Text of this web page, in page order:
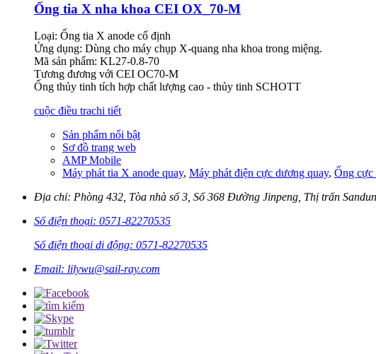
Ống tia X nha khoa CEI OX_70-M
Loại: Ống tia X anode cố định
Ứng dụng: Dùng cho máy chụp X-quang nha khoa trong miệng.
Mã sản phẩm: KL27-0.8-70
Tương đương với CEI OC70-M
Ống thủy tinh tích hợp chất lượng cao - thủy tinh SCHOTT
cuộc điều trachi tiết
Sản phẩm nổi bật
Sơ đồ trang web
AMP Mobile
Máy phát tia X anode quay, Máy phát điện cực dương quay, Ống cực
Địa chỉ: Phòng 432, Tòa nhà số 3, Số 368 Đường Jinpeng, Thị trấn
Số điện thoại: 0571-82270535
Số điện thoại di động: 0571-82270535
Email: lilywu@sail-ray.com